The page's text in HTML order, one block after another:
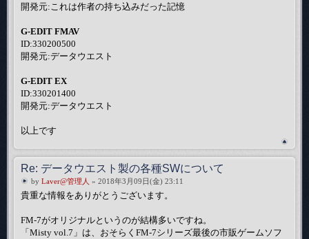
開発元:これは作者の持ち込みだった記憶
G-EDIT FMAV
ID:330200500
開発元:データウエスト
G-EDIT EX
ID:330201400
開発元:データウエスト
以上です
Re: データウエスト製の各種SWについて
by Laver@管理人 » 2018年3月09日(金) 23:11
貴重な情報をありがとうございます。
FM-7がオリジナルというのが結構多いですね。
「Misty vol.7」は、おそらくFM-7シリーズ最後の市販ゲームソフ